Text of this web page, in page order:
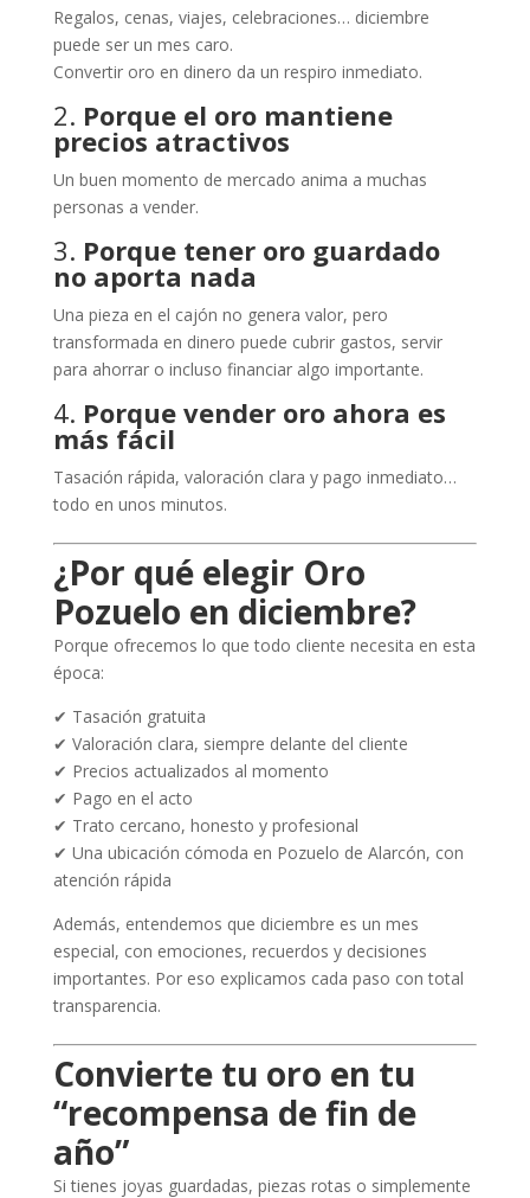
Regalos, cenas, viajes, celebraciones… diciembre
puede ser un mes caro.
Convertir oro en dinero da un respiro inmediato.
2. Porque el oro mantiene
precios atractivos
Un buen momento de mercado anima a muchas
personas a vender.
3. Porque tener oro guardado
no aporta nada
Una pieza en el cajón no genera valor, pero
transformada en dinero puede cubrir gastos, servir
para ahorrar o incluso financiar algo importante.
4. Porque vender oro ahora es
más fácil
Tasación rápida, valoración clara y pago inmediato…
todo en unos minutos.
¿Por qué elegir Oro
Pozuelo en diciembre?
Porque ofrecemos lo que todo cliente necesita en esta
época:
✔ Tasación gratuita
✔ Valoración clara, siempre delante del cliente
✔ Precios actualizados al momento
✔ Pago en el acto
✔ Trato cercano, honesto y profesional
✔ Una ubicación cómoda en Pozuelo de Alarcón, con
atención rápida
Además, entendemos que diciembre es un mes
especial, con emociones, recuerdos y decisiones
importantes. Por eso explicamos cada paso con total
transparencia.
Convierte tu oro en tu
“recompensa de fin de
año”
Si tienes joyas guardadas, piezas rotas o simplemente